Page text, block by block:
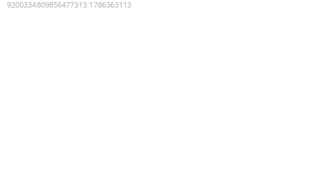
9200334809856477313:1786363113